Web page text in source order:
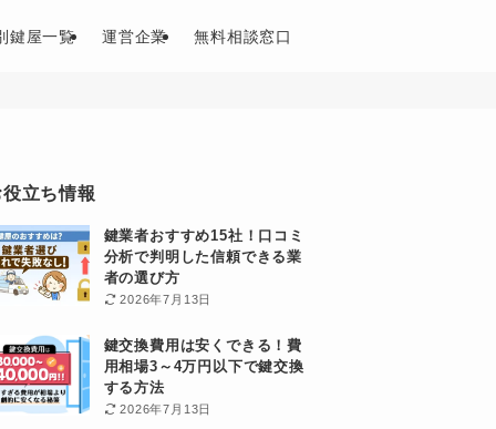
鍵屋一覧 運営企業 無料相談窓口
立ち情報
鍵業者おすすめ15社！口コミ
分析で判明した信頼できる業
者の選び方
2026年7月13日
鍵交換費用は安くできる！費
用相場3～4万円以下で鍵交換
する方法
2026年7月13日